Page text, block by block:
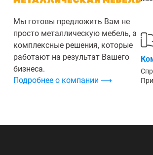
Мы готовы предложить Вам не
просто металлическую мебель, а
комплексные решения, которые
работают на результат Вашего
бизнеса.
Подробнее о компании ⟶